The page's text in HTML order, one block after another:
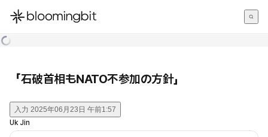
한국어
「石破首相もNATO不参加の方針」
入力 2025年06月23日 午前1:57
Uk Jin